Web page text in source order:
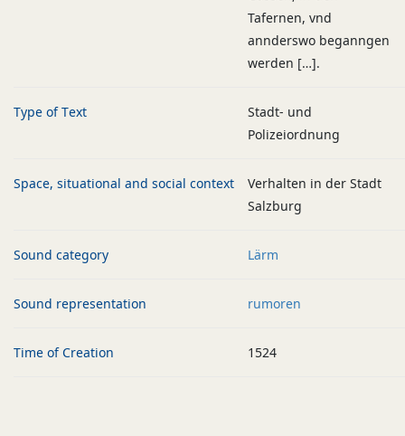
Tafernen, vnd
annderswo beganngen
werden […].
Type of Text
Stadt- und
Polizeiordnung
Space, situational and social context
Verhalten in der Stadt
Salzburg
Sound category Lärm
Sound representation rumoren
Time of Creation 1524